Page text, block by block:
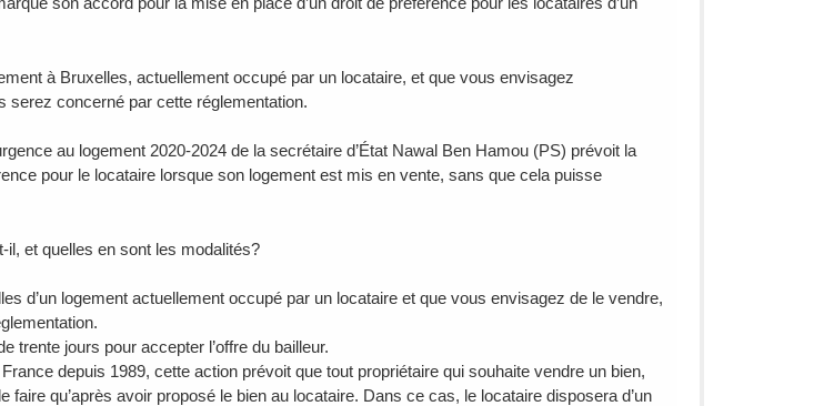
à Bruxelles, actuellement occupé par un locataire, et que vous envisagez
serez concerné par cette réglementation.
au logement 2020-2024 de la secrétaire d’État Nawal Ben Hamou (PS) prévoit la
pour le locataire lorsque son logement est mis en vente, sans que cela puisse
et quelles en sont les modalités?
d’un logement actuellement occupé par un locataire et que vous envisagez de le vendre,
trente jours pour accepter l’offre du bailleur.
depuis 1989, cette action prévoit que tout propriétaire qui souhaite vendre un bien,
faire qu’après avoir proposé le bien au locataire. Dans ce cas, le locataire disposera d’un